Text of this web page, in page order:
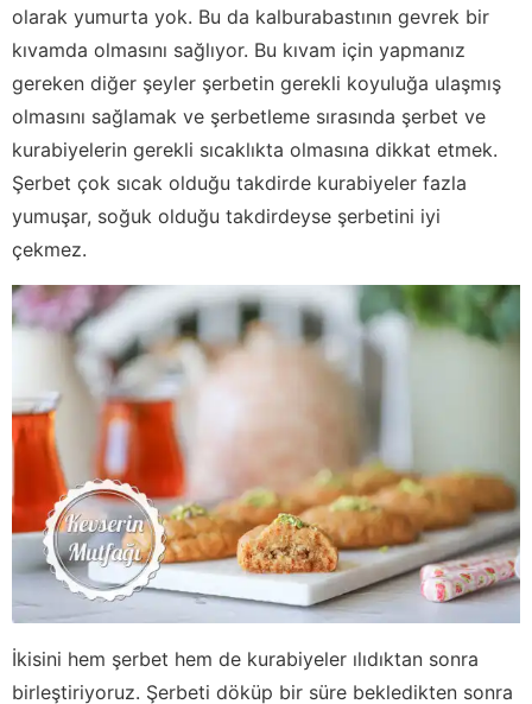
olarak yumurta yok. Bu da kalburabastının gevrek bir
kıvamda olmasını sağlıyor. Bu kıvam için yapmanız
gereken diğer şeyler şerbetin gerekli koyuluğa ulaşmış
olmasını sağlamak ve şerbetleme sırasında şerbet ve
kurabiyelerin gerekli sıcaklıkta olmasına dikkat etmek.
Şerbet çok sıcak olduğu takdirde kurabiyeler fazla
yumuşar, soğuk olduğu takdirdeyse şerbetini iyi
çekmez.
İkisini hem şerbet hem de kurabiyeler ılıdıktan sonra
birleştiriyoruz. Şerbeti döküp bir süre bekledikten sonra